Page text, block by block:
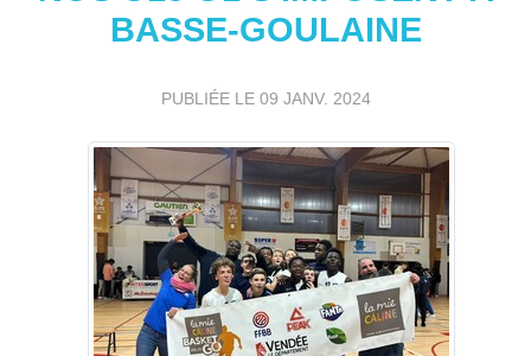
BASSE-GOULAINE
PUBLIÉE LE 09 JANV. 2024